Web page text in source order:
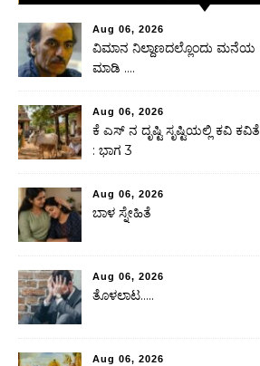
Aug 06, 2026
ವಿಮಾನ ನಿಲ್ದಾಣದಲ್ಲೊಂದು ಮನೆಯ
ಮಾಡಿ ….
Aug 06, 2026
ಕೆ ಎಸ್ ನ ದೃಷ್ಟಿ ಸೃಷ್ಟಿಯಲ್ಲಿ ಕವಿ ಕವಿತೆ
: ಭಾಗ 3
Aug 06, 2026
ಬಾಳ ಸ್ನೇಹಿತೆ
Aug 06, 2026
ತೊಳಲಾಟ…..
Aug 06, 2026